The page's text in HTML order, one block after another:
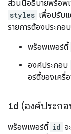
ส่วนนี้อธิบายพร็อพ
styles เพื่อปรับ
รายการต้องประกอ
พร็อพเพอร์ตี้
องค์ประกอบ
อร์ตี้ของเครื่
id (องค์ประก
พร็อพเพอร์ตี้ id จ